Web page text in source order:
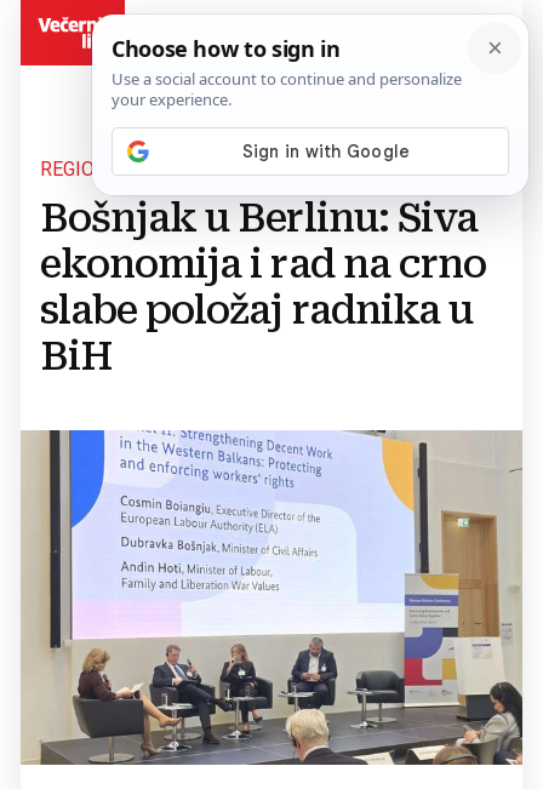
REGIONALNA SURADNJA
Bošnjak u Berlinu: Siva
ekonomija i rad na crno
slabe položaj radnika u
BiH